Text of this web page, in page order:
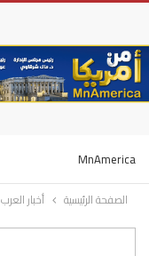
MnAmerica
الصفحة الرئيسية أخبار العرب